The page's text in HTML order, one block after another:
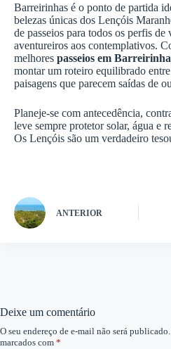
Barreirinhas é o ponto de partida
belezas únicas dos Lençóis
de passeios para todos os perfis
aventureiros aos contemplativos.
melhores passeios em
montar um roteiro equilibrado
paisagens que parecem saídas de
Planeje-se com antecedência,
leve sempre protetor solar, água e
Os Lençóis são um verdadeiro
ANTERIOR
Deixe um comentário
O seu endereço de e-mail não será publicado.
marcados com *